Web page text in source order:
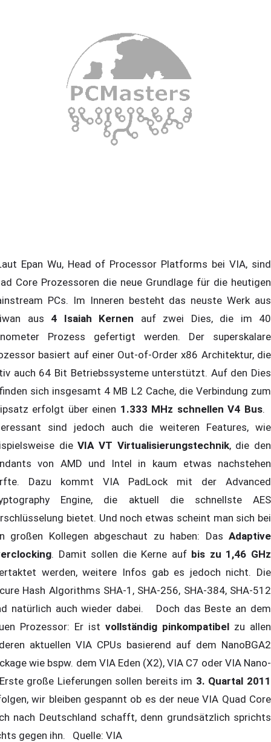
Epan Wu, Head of Processor Platforms bei VIA, sind
Core Prozessoren die neue Grundlage für die heutigen
PCs. Im Inneren besteht das neuste Werk aus
aus 4 Isaiah Kernen auf zwei Dies, die im 40
Prozess gefertigt werden. Der superskalare
basiert auf einer Out-of-Order x86 Architektur, die
auch 64 Bit Betriebssysteme unterstützt. Auf den Dies
sich insgesamt 4 MB L2 Cache, die Verbindung zum
erfolgt über einen 1.333 MHz schnellen V4 Bus.
sind jedoch auch die weiteren Features, wie
dieVIA VT Virtualisierungstechnik, die den
von AMD und Intel in kaum etwas nachstehen
Dazu kommt VIA PadLock mit der Advanced
Engine, die aktuell die schnellste AES
bietet. Und noch etwas scheint man sich bei
großen Kollegen abgeschaut zu haben: Das Adaptive
. Damit sollen die Kerne auf bis zu 1,46 GHz
werden, weitere Infos gab es jedoch nicht. Die
Hash Algorithms SHA-1, SHA-256, SHA-384, SHA-512
natürlich auch wieder dabei. Doch das Beste an dem
Prozessor: Er ist vollständig pinkompatibel zu allen
aktuellen VIA CPUs basierend auf dem NanoBGA2
wie bspw. dem VIA Eden (X2), VIA C7 oder VIA Nano-
große Lieferungen sollen bereits im 3. Quartal 2011
wir bleiben gespannt ob es der neue VIA Quad Core
nach Deutschland schafft, denn grundsätzlich sprichts
gegen ihn. Quelle: VIA